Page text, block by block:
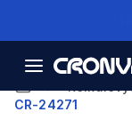
CR-24271